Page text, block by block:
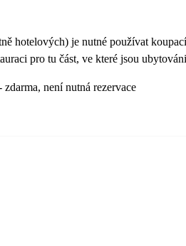
hotelových) je nutné používat
pro tu část, ve které jsou
není nutná rezervace